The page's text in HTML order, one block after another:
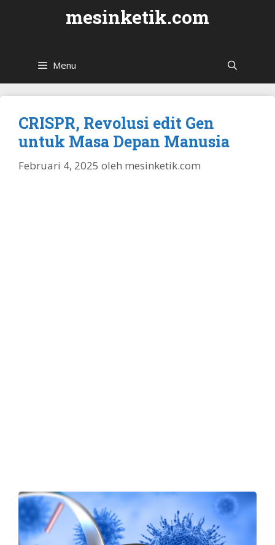
mesinketik.com
Menu
CRISPR, Revolusi edit Gen
untuk Masa Depan Manusia
Februari 4, 2025 oleh mesinketik.com